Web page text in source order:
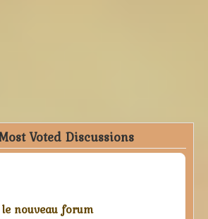
Voted Discussions
nouveau forum